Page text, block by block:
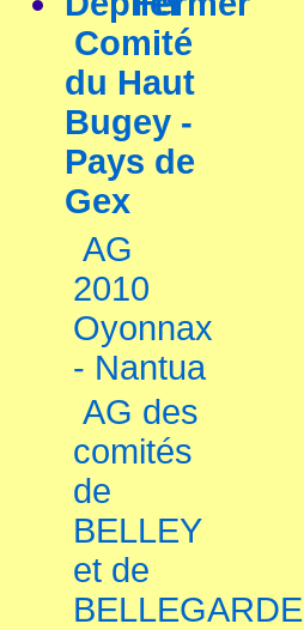
Comité
du Haut
Bugey -
Pays de
Gex
AG
2010
Oyonnax
- Nantua
AG des
comités
de
BELLEY
et de
BELLEGARDE